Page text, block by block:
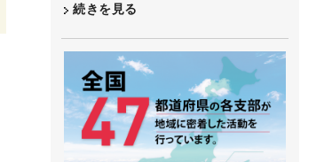
続きを見る